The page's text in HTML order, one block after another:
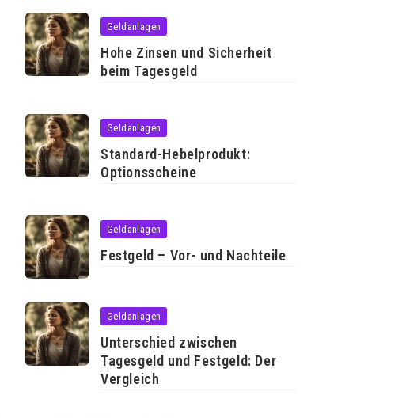
Geldanlagen
Hohe Zinsen und Sicherheit
beim Tagesgeld
Geldanlagen
Standard-Hebelprodukt:
Optionsscheine
Geldanlagen
Festgeld – Vor- und Nachteile
Geldanlagen
Unterschied zwischen
Tagesgeld und Festgeld: Der
Vergleich